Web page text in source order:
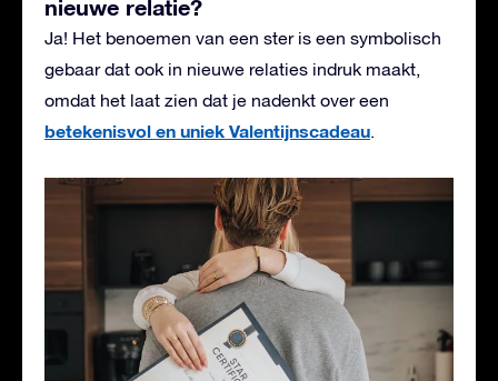
nieuwe relatie?
Ja! Het benoemen van een ster is een symbolisch
gebaar dat ook in nieuwe relaties indruk maakt,
omdat het laat zien dat je nadenkt over een
betekenisvol en uniek Valentijnscadeau